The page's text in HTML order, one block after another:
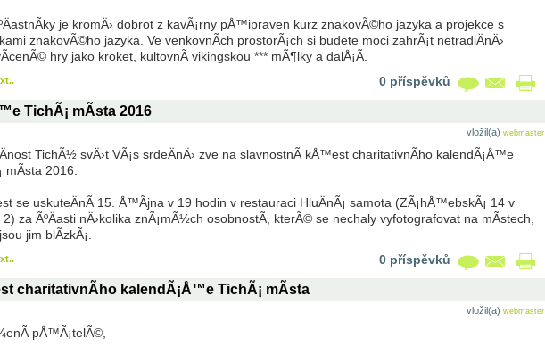
je kromÄ› dobrot z kavÃ¡rny pÅ™ipraven kurz znakovÃ©ho jazyka a projekce s
znakovÃ©ho jazyka. Ve venkovnÃ­ch prostorÃ¡ch si budete moci zahrÃ¡t netradiÄnÄ›
hry jako kroket, kultovnÃ­ vikingskou *** mÃ¶lky a dalÅ¡Ã­.
0 příspěvků
TichÃ¡ mÃ­sta 2016
vložil(a) webmaster
TichÃ½ svÄ›t VÃ¡s srdeÄnÄ› zve na slavnostnÃ­ kÅ™est charitativnÃ­ho kalendÃ¡Å™e
mÃ­sta 2016.
se uskuteÄnÃ­ 15. Å™Ã­jna v 19 hodin v restauraci HluÄnÃ¡ samota (ZÃ¡hÅ™ebskÃ¡ 14 v
za ÃºÄasti nÄ›kolika znÃ¡mÃ½ch osobnostÃ­, kterÃ© se nechaly vyfotografovat na mÃ­stech,
jim blÃ­zkÃ¡.
0 příspěvků
charitativnÃ­ho kalendÃ¡Å™e TichÃ¡ mÃ­sta
vložil(a) webmaster
pÅ™Ã¡telÃ©,